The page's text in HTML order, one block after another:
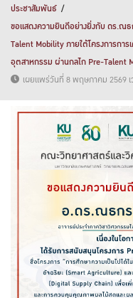
ประชาสัมพันธ์
ขอแสดงความยินดีอย่างยิ่งกับ ดร.ณ
Talent Mobility ภายใต้โครงการก
อุตสาหกรรม ผ่านกลไก Pre-Talent
เผยแพร่วันที่ 8 พฤษภาคม 2569